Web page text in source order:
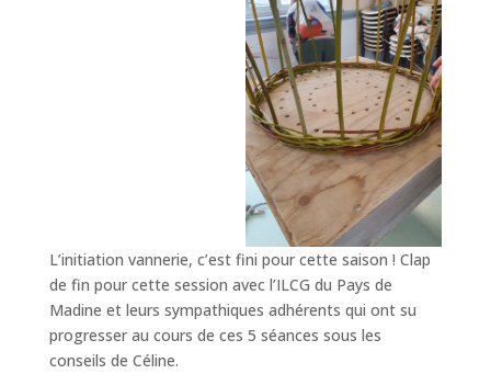
L’initiation vannerie, c’est fini pour cette saison ! Clap
de fin pour cette session avec l’ILCG du Pays de
Madine et leurs sympathiques adhérents qui ont su
progresser au cours de ces 5 séances sous les
conseils de Céline.